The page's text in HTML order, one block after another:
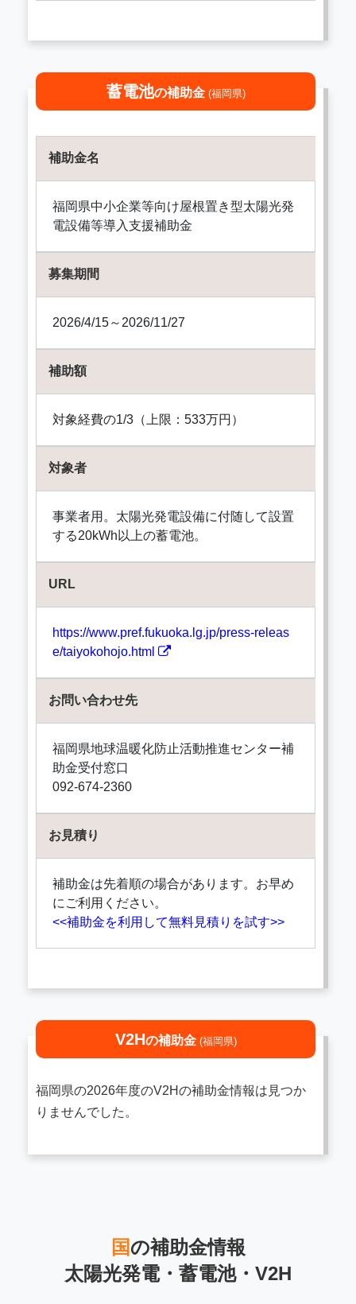
蓄電池の補助金 (福岡県)
補助金名
福岡県中小企業等向け屋根置き型太陽光発
電設備等導入支援補助金
募集期間
2026/4/15～2026/11/27
補助額
対象経費の1/3（上限：533万円）
対象者
事業者用。太陽光発電設備に付随して設置
する20kWh以上の蓄電池。
URL
https://www.pref.fukuoka.lg.jp/press-releas
e/taiyokohojo.html
お問い合わせ先
福岡県地球温暖化防止活動推進センター補
助金受付窓口
092-674-2360
お見積り
補助金は先着順の場合があります。お早め
にご利用ください。
<<補助金を利用して無料見積りを試す>>
V2Hの補助金 (福岡県)
福岡県の2026年度のV2Hの補助金情報は見つか
りませんでした。
国の補助金情報
太陽光発電・蓄電池・V2H